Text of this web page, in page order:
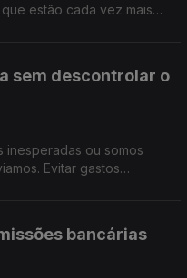
estão cada vez mais
sem descontrolar o
inesperadas ou somos
Evitar gastos
bancárias